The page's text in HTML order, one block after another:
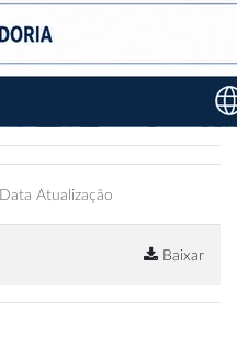
Data Atualização
Baixar